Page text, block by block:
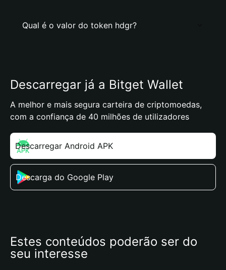
Qual é o valor do token hdgr?
Descarregar já a Bitget Wallet
A melhor e mais segura carteira de criptomoedas,
com a confiança de 40 milhões de utilizadores
Descarregar Android APK
Descarga do Google Play
Estes conteúdos poderão ser do
seu interesse